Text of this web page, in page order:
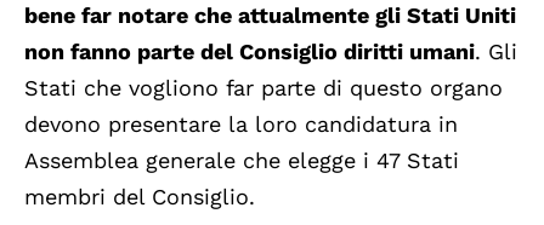
bene far notare che attualmente gli Stati Uniti
non fanno parte del Consiglio diritti umani. Gli
Stati che vogliono far parte di questo organo
devono presentare la loro candidatura in
Assemblea generale che elegge i 47 Stati
membri del Consiglio.